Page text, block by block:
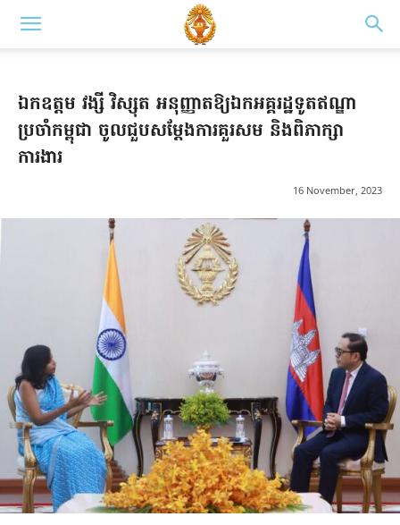
ឯកឧត្តម វង្សី វិស្សុត អនុញ្ញាតឱ្យឯកអគ្គរដ្ឋទូតឥណ្ឌា
ប្រចាំកម្ពុជា ចូលជួបសម្តែងការគួរសម និងពិភាក្សា
ការងារ
16 November, 2023